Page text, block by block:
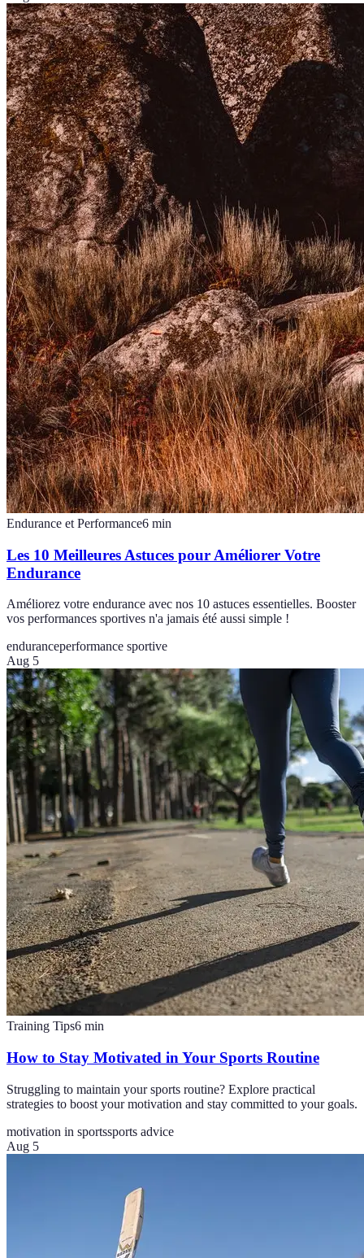
Endurance et Performance6 min
Les 10 Meilleures Astuces pour Améliorer Votre
Endurance
Améliorez votre endurance avec nos 10 astuces essentielles. Booster
vos performances sportives n'a jamais été aussi simple !
enduranceperformance sportive
Aug 5
Training Tips6 min
How to Stay Motivated in Your Sports Routine
Struggling to maintain your sports routine? Explore practical
strategies to boost your motivation and stay committed to your goals.
motivation in sportssports advice
Aug 5